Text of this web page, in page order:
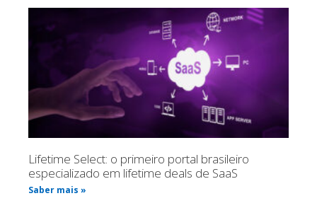
Lifetime Select: o primeiro portal brasileiro
especializado em lifetime deals de SaaS
Saber mais »